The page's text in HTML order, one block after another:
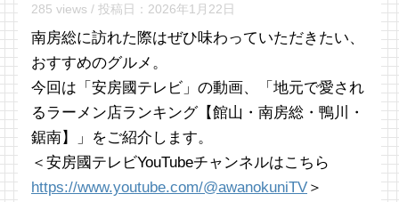
285 views / 投稿日： 2026年1月22日
南房総に訪れた際はぜひ味わっていただきたい、
おすすめのグルメ。
今回は「安房國テレビ」の動画、「地元で愛され
るラーメン店ランキング【館山・南房総・鴨川・
鋸南】」をご紹介します。
＜安房國テレビYouTubeチャンネルはこちら
https://www.youtube.com/@awanokuniTV ＞